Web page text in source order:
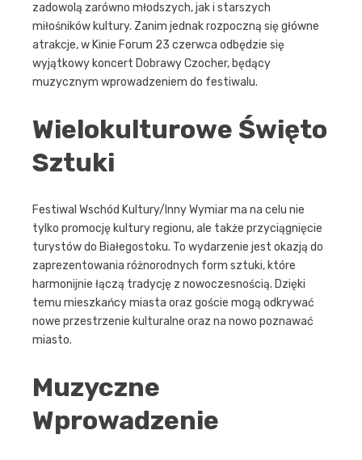
zadowolą zarówno młodszych, jak i starszych
miłośników kultury. Zanim jednak rozpoczną się główne
atrakcje, w Kinie Forum 23 czerwca odbędzie się
wyjątkowy koncert Dobrawy Czocher, będący
muzycznym wprowadzeniem do festiwalu.
Wielokulturowe Święto
Sztuki
Festiwal Wschód Kultury/Inny Wymiar ma na celu nie
tylko promocję kultury regionu, ale także przyciągnięcie
turystów do Białegostoku. To wydarzenie jest okazją do
zaprezentowania różnorodnych form sztuki, które
harmonijnie łączą tradycję z nowoczesnością. Dzięki
temu mieszkańcy miasta oraz goście mogą odkrywać
nowe przestrzenie kulturalne oraz na nowo poznawać
miasto.
Muzyczne
Wprowadzenie